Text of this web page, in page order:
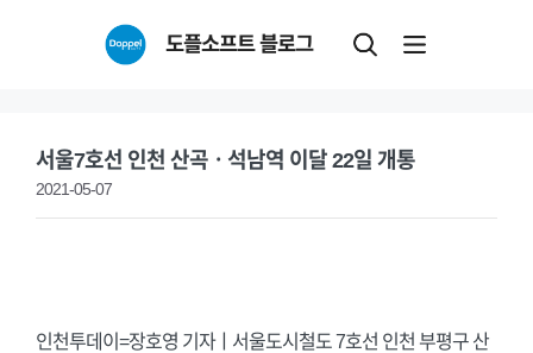
도플소프트 블로그
서울7호선 인천 산곡ㆍ석남역 이달 22일 개통
2021-05-07
인천투데이=장호영 기자ㅣ서울도시철도 7호선 인천 부평구 산